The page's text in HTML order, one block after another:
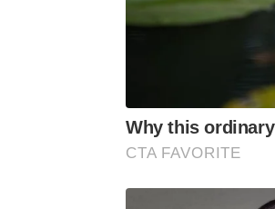
Why this
CTA FAVORITE